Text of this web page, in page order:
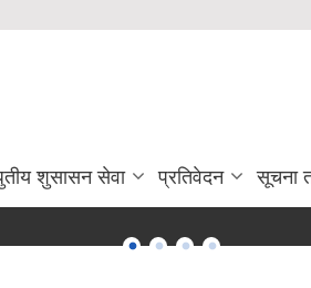
शुसासन सेवा प्रतिवेदन सूचना